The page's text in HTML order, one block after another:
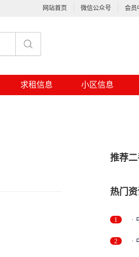
网站首页 微信公众号 会员
求租信息 小区信息
推荐
热门
1
2